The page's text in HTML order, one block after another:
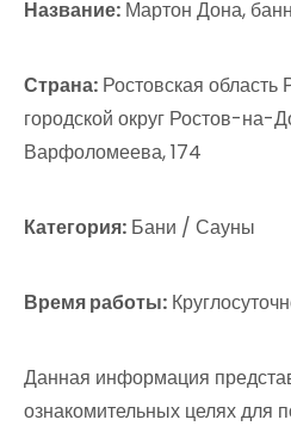
Название: Мартон Дона,
Страна: Ростовская
городской округ Ростов-на-
Варфоломеева, 174
Категория: Бани / Сауны
Время работы:
Данная информация
ознакомительных целях для